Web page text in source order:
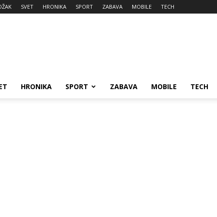
SVET HRONIKA SPORT ZABAVA MOBILE TECH
HRONIKA SPORT ZABAVA MOBILE TECH